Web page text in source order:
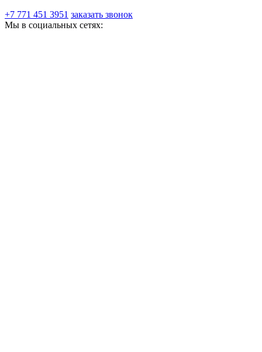
+7 771 451 3951 заказать звонок
Мы в социальных сетях: